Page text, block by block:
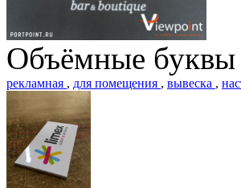
Объёмные буквы
рекламная , для помещения , вывеска ,